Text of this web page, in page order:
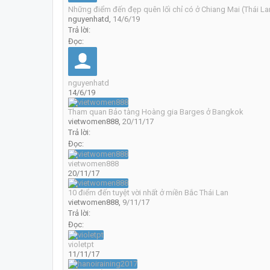
Những điểm đến đẹp quên lối chỉ có ở Chiang Mai (Thái
nguyenhatd , 14/6/19
Trả lời:
Đọc:
nguyenhatd
14/6/19
Tham quan Bảo tàng Hoàng gia Barges ở Bangkok
vietwomen888, 20/11/17
Trả lời:
Đọc:
vietwomen888
20/11/17
10 điểm đến tuyệt vời nhất ở miền Bắc Thái Lan
vietwomen888, 9/11/17
Trả lời:
Đọc:
violetpt
11/11/17